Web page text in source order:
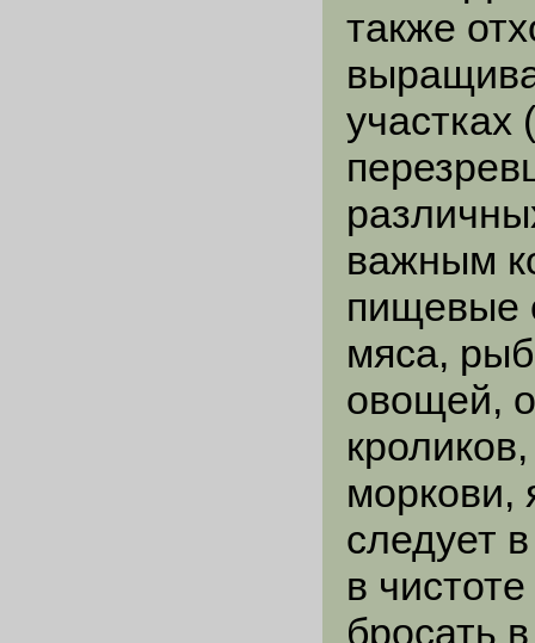
также
участках
важным
пищевые
мяса,
овощей,
моркови,
следует
в
бросать